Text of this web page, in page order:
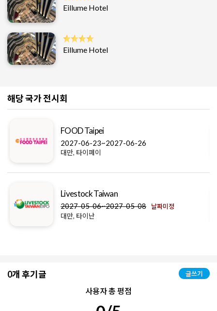
Eillume Hotel
Eillume Hotel
해당 국가 전시회
FOOD Taipei
2027-06-23~2027-06-26
대만, 타이페이
Livestock Taiwan
2027-05-06~2027-05-08 날짜미정
대만, 타이난
0개 후기글 글쓰기
사용자 총 평점